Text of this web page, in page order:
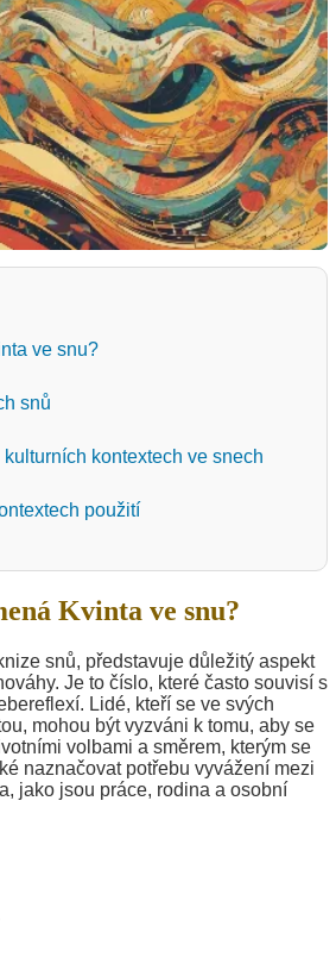
ve snu?
snů
kontextech ve snech
použití
Kvinta ve snu?
snů, představuje důležitý aspekt
Je to číslo, které často souvisí s
Lidé, kteří se ve svých
mohou být vyzváni k tomu, aby se
volbami a směrem, kterým se
naznačovat potřebu vyvážení mezi
jako jsou práce, rodina a osobní